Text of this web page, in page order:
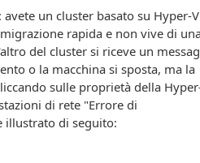
un cluster basato su Hyper-V
rapida e non vive di
del cluster si riceve un
o la macchina si sposta, ma la
sulle proprietà della
di rete "Errore di
illustrato di seguito: